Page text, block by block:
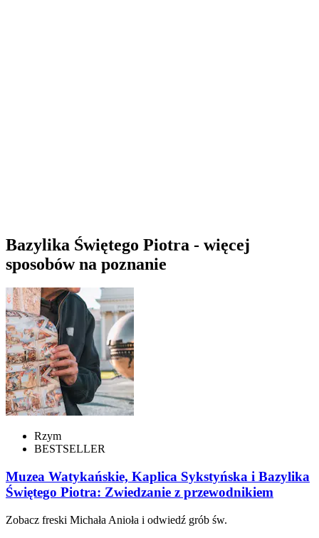
Bazylika Świętego Piotra - więcej
sposobów na poznanie
Rzym
BESTSELLER
Muzea Watykańskie, Kaplica Sykstyńska i Bazylika
Świętego Piotra: Zwiedzanie z przewodnikiem
Zobacz freski Michała Anioła i odwiedź grób św.